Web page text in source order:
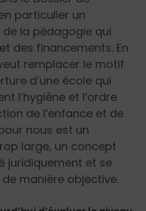
particulier un
la pédagogie qui
des financements. En
remplacer le motif
d’une école qui
l’hygiène et l’ordre
de l’enfance et de
nous est un
large, un concept
juridiquement et se
manière objective.